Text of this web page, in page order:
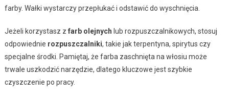
farby. Wałki wystarczy przepłukać i odstawić do wyschnięcia.
Jeżeli korzystasz z farb olejnych lub rozpuszczalnikowych, stosuj
odpowiednie rozpuszczalniki, takie jak terpentyna, spirytus czy
specjalne środki. Pamiętaj, że farba zaschnięta na włosiu może
trwale uszkodzić narzędzie, dlatego kluczowe jest szybkie
czyszczenie po pracy.